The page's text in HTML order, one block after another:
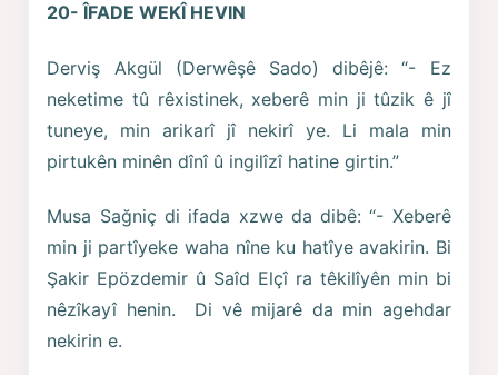
20- ÎFADE WEKÎ HEVIN
Derviş Akgül (Derwêşê Sado) dibêjê: “- Ez
neketime tû rêxistinek, xeberê min ji tûzik ê jî
tuneye, min arikarî jî nekirî ye. Li mala min
pirtukên minên dînî û ingilîzî hatine girtin.”
Musa Sağniç di ifada xzwe da dibê: “- Xeberê
min ji partîyeke waha nîne ku hatîye avakirin. Bi
Şakir Epözdemir û Saîd Elçî ra têkilîyên min bi
nêzîkayî henin. Di vê mijarê da min agehdar
nekirin e.